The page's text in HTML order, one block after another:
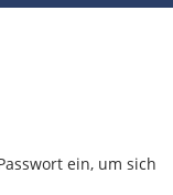
ein, um sich